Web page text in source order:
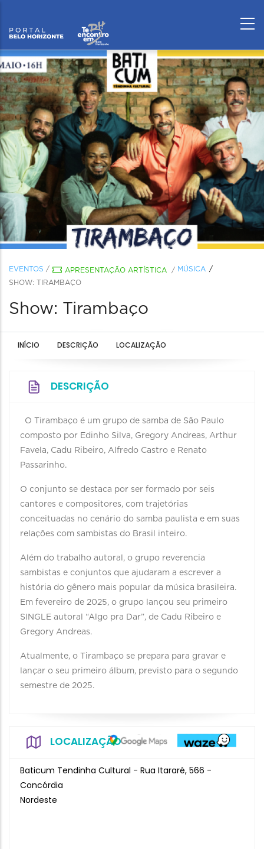
EVENTOS / APRESENTAÇÃO ARTÍSTICA / MÚSICA
SHOW: TIRAMBAÇO
Show: Tirambaço
INÍCIO DESCRIÇÃO LOCALIZAÇÃO
DESCRIÇÃO
O Tirambaço é um grupo de samba de São Paulo
composto por Edinho Silva, Gregory Andreas, Arthur
Favela, Cadu Ribeiro, Alfredo Castro e Renato
Passarinho.
O conjunto se destaca por ser formado por seis
cantores e compositores, com trajetórias
conceituadas no cenário do samba paulista e em suas
relações com sambistas do Brasil inteiro.
Além do trabalho autoral, o grupo reverencia
sambistas e conjuntos que ajudaram a escrever a
história do gênero mais popular da música brasileira.
Em fevereiro de 2025, o grupo lançou seu primeiro
SINGLE autoral “Algo pra Dar”, de Cadu Ribeiro e
Gregory Andreas.
Atualmente, o Tirambaço se prepara para gravar e
lançar o seu primeiro álbum, previsto para o segundo
semestre de 2025.
LOCALIZAÇÃO
Baticum Tendinha Cultural - Rua Itararé, 566 -
Concórdia
Nordeste